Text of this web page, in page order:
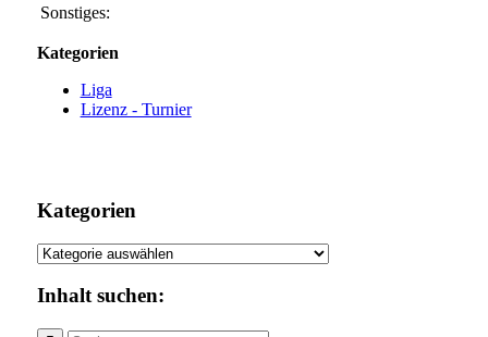
Sonstiges:
Kategorien
Liga
Lizenz - Turnier
Kategorien
Kategorien
Inhalt suchen: